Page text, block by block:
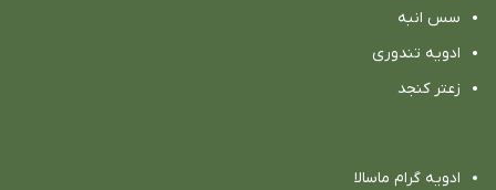
سس انبه
ادویه تندوری
زعتر کنجد
ادویه گرام ماسالا